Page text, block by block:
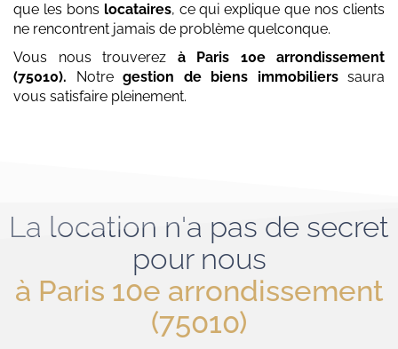
que les bons locataires, ce qui explique que nos clients
ne rencontrent jamais de problème quelconque.
Vous nous trouverez à Paris 10e arrondissement
(75010). Notre gestion de biens immobiliers saura
vous satisfaire pleinement.
La location n'a pas de secret
pour nous
à Paris 10e arrondissement
(75010)